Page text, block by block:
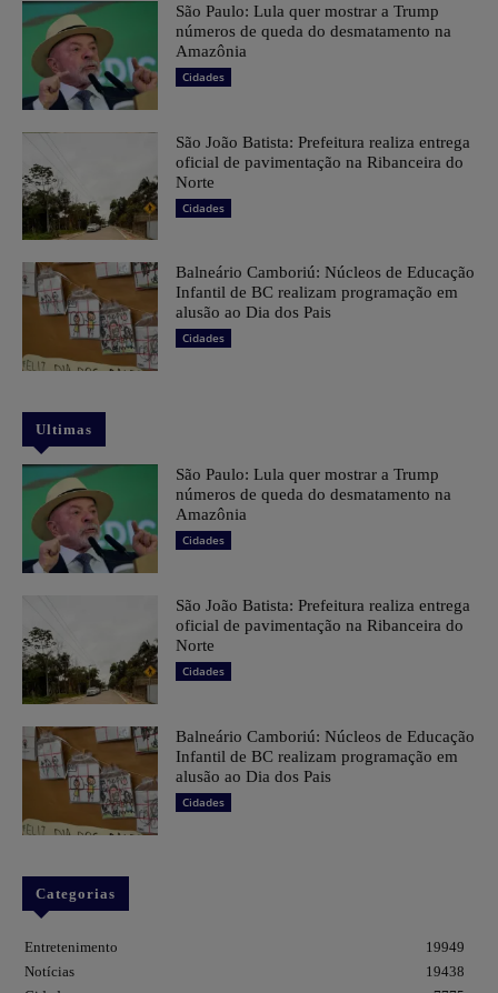
São Paulo: Lula quer mostrar a Trump
números de queda do desmatamento na
Amazônia
Cidades
São João Batista: Prefeitura realiza entrega
oficial de pavimentação na Ribanceira do
Norte
Cidades
Balneário Camboriú: Núcleos de Educação
Infantil de BC realizam programação em
alusão ao Dia dos Pais
Cidades
Ultimas
São Paulo: Lula quer mostrar a Trump
números de queda do desmatamento na
Amazônia
Cidades
São João Batista: Prefeitura realiza entrega
oficial de pavimentação na Ribanceira do
Norte
Cidades
Balneário Camboriú: Núcleos de Educação
Infantil de BC realizam programação em
alusão ao Dia dos Pais
Cidades
Categorias
Entretenimento
19949
Notícias
19438